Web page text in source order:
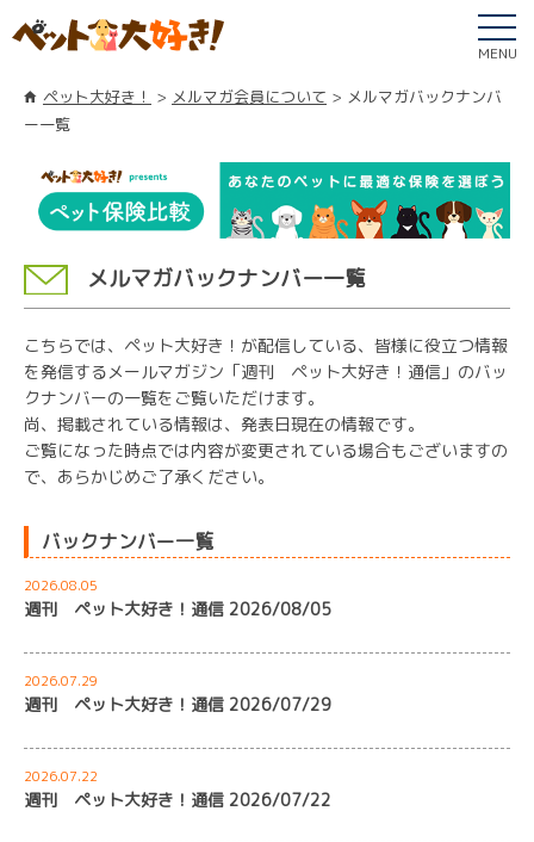
MENU
ペット大好き！ メルマガ会員について
メルマガバックナンバ
ー一覧
メルマガバックナンバー一覧
こちらでは、ペット大好き！が配信している、皆様に役立つ情報
を発信するメールマガジン「週刊 ペット大好き！通信」のバッ
クナンバーの一覧をご覧いただけます。
尚、掲載されている情報は、発表日現在の情報です。
ご覧になった時点では内容が変更されている場合もございますの
で、あらかじめご了承ください。
バックナンバー一覧
2026.08.05
週刊 ペット大好き！通信 2026/08/05
2026.07.29
週刊 ペット大好き！通信 2026/07/29
2026.07.22
週刊 ペット大好き！通信 2026/07/22